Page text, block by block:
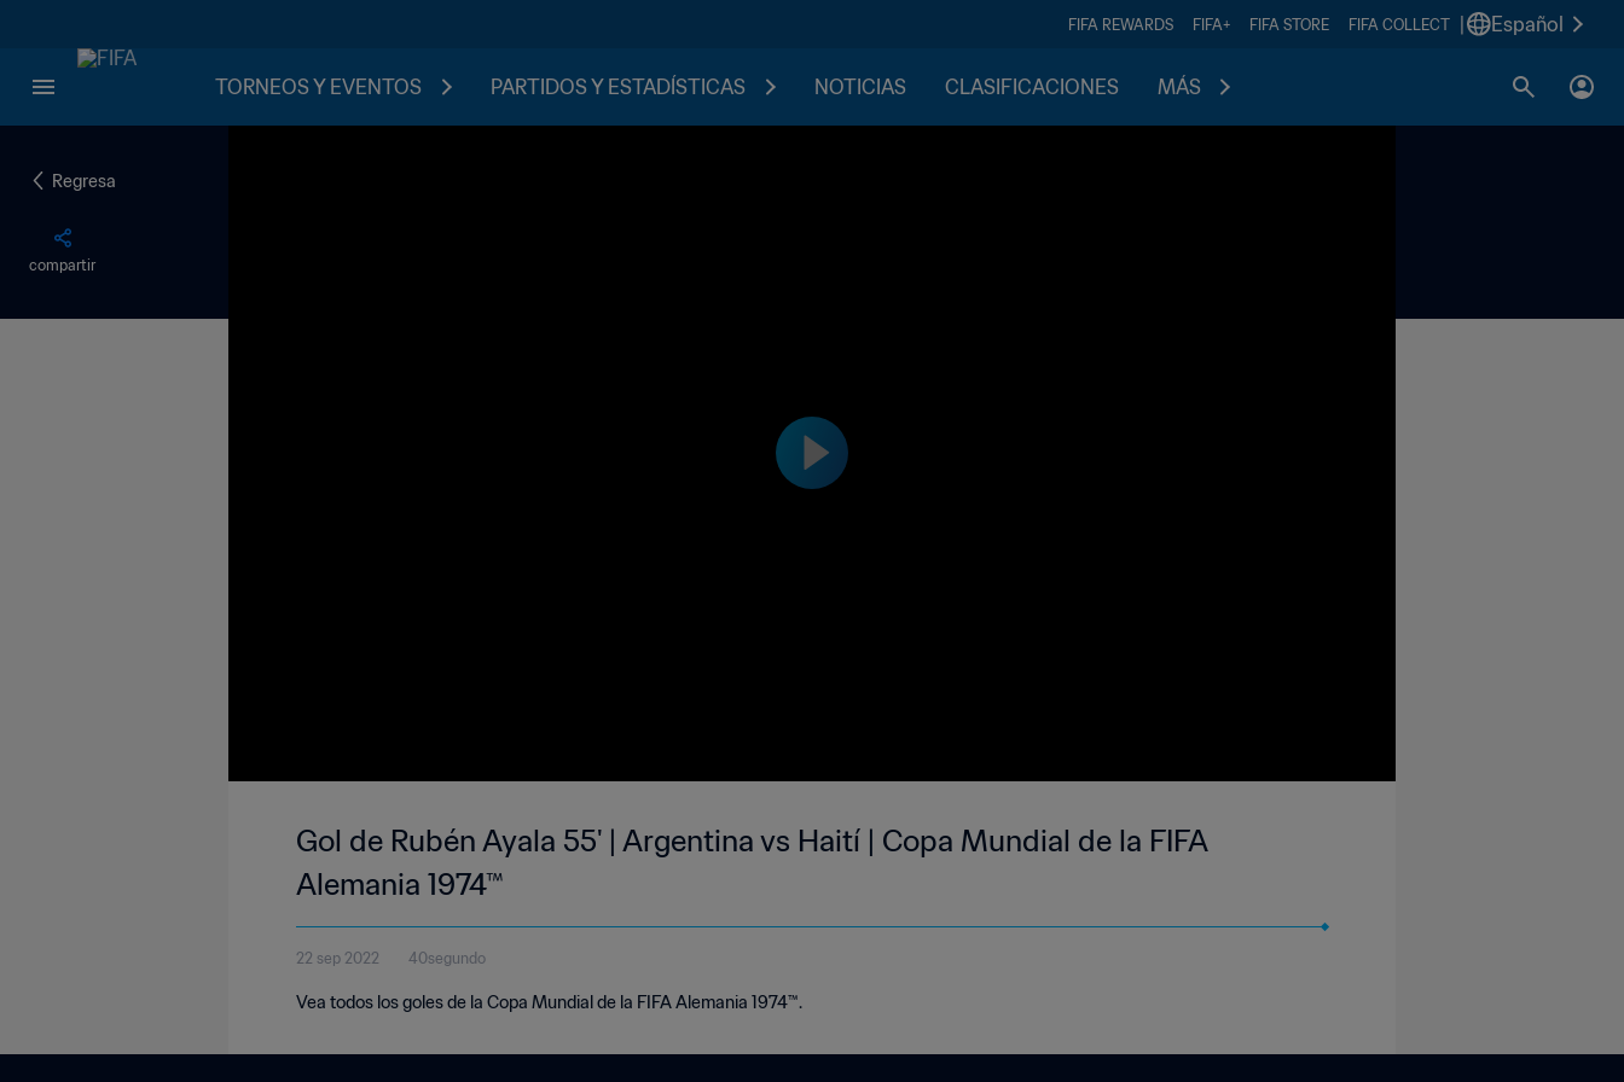
FIFA REWARDS FIFA+ FIFA STORE FIFA COLLECT Español
TORNEOS Y EVENTOS PARTIDOS Y ESTADÍSTICAS NOTICIAS CLASIFICACIONES MÁS
Regresa
compartir
Gol de Rubén Ayala 55' | Argentina vs Haití | Copa Mundial de la FIFA
Alemania 1974™
22 sep 2022 40segundo
Vea todos los goles de la Copa Mundial de la FIFA Alemania 1974™.